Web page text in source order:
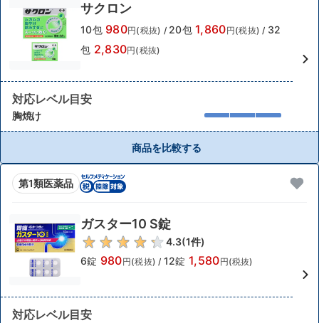
サクロン
10包 980円(税抜) / 20包 1,860円(税抜) / 32
包 2,830円(税抜)
対応レベル目安
胸焼け
商品を比較する
第1類医薬品
ガスター10 S錠
4.3(1件)
6錠 980円(税抜) / 12錠 1,580円(税抜)
対応レベル目安